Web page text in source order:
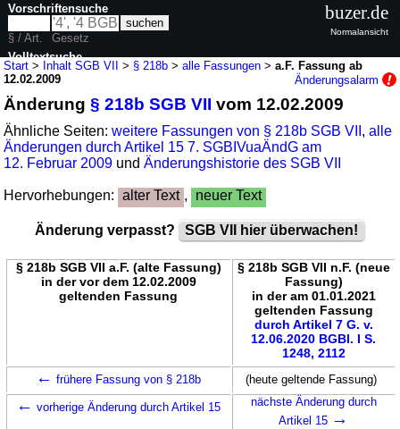
Start > Inhalt SGB VII > § 218b >alle Fassungen >a.F. Fassung ab
12.02.2009
Änderungsalarm
Änderung§ 218b SGB VII vom 12.02.2009
Ähnliche Seiten:weitere Fassungen von § 218b SGB VII ,alle
Änderungen durch Artikel 15 7. SGBIVuaÄndG am
12. Februar 2009 undÄnderungshistorie des SGB VII
Hervorhebungen: alter Text , neuer Text
Änderung verpasst? SGB VII hier überwachen!
§ 218b SGB VII a.F. (alte Fassung)
in der vor dem 12.02.2009
geltenden Fassung
§ 218b SGB VII n.F. (neue
Fassung)
in der am 01.01.2021
geltenden Fassung
durch Artikel 7 G. v.
12.06.2020 BGBl. I S.
1248, 2112
← frühere Fassung von § 218b (heute geltende Fassung)
← vorherige Änderung durch Artikel 15
nächste Änderung durch
Artikel 15 →
Vorschriftensuche
§ / Art.
Gesetz
Volltextsuche
buzer.de
Normalansicht